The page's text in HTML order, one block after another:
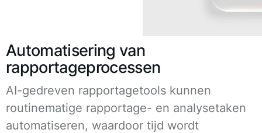
Automatisering van
rapportageprocessen
AI-gedreven rapportagetools kunnen
routinematige rapportage- en analysetaken
automatiseren, waardoor tijd wordt